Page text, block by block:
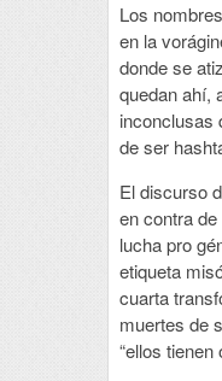
Los
en la
donde se
quedan ahí,
inconclusas
de ser
El discurso
en contra
lucha pro
etiqueta
cuarta
muertes de
“ellos tienen